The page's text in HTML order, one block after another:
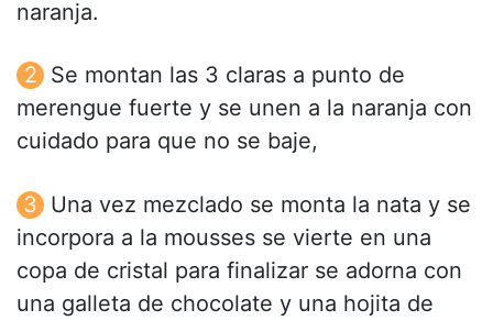
naranja.
Se montan las 3 claras a punto de
merengue fuerte y se unen a la naranja con
cuidado para que no se baje,
Una vez mezclado se monta la nata y se
incorpora a la mousses se vierte en una
copa de cristal para finalizar se adorna con
una galleta de chocolate y una hojita de